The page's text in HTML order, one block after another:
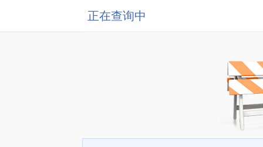
正在查询中